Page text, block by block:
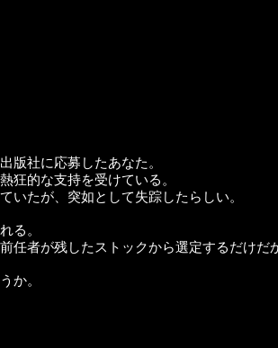
版社に応募したあなた。
狂的な支持を受けている。
いたが、突如として失踪したらしい。
る。
任者が残したストックから選定するだけだ
か。